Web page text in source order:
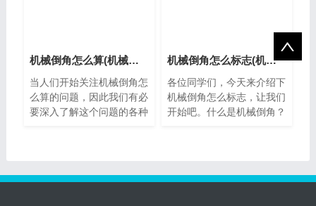
机械倒角怎么算(机械设计倒角的标注方法)
当人们开始关注机械倒角怎
么算的问题，因此我们有必
要深入了解这个问题的各种
机械倒角怎么标志(机械加工倒角的各种标注)
各位同学们，今天来介绍下
机械倒角怎么标志，让我们
开始吧。什么是机械倒角？